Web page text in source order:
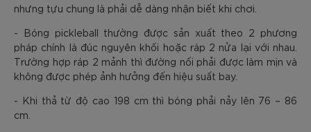
nhưng tựu chung là phải dễ dàng nhận biết khi chơi.
- Bóng pickleball thường được sản xuất theo 2 phương
pháp chính là đúc nguyên khối hoặc ráp 2 nửa lại với nhau.
Trường hợp ráp 2 mảnh thì đường nối phải được làm mịn và
không được phép ảnh hưởng đến hiệu suất bay.
- Khi thả từ độ cao 198 cm thì bóng phải nảy lên 76 – 86
cm.